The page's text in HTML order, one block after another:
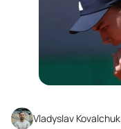
Vladyslav Kovalchuk